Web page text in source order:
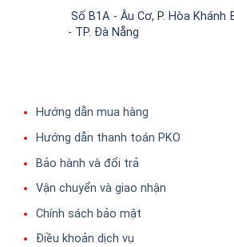
Số B1A - Âu Cơ, P. Hòa Khánh
- TP. Đà Nẵng
Hướng dẫn mua hàng
Hướng dẫn thanh toán PKO
Bảo hành và đổi trả
Vận chuyển và giao nhận
Chính sách bảo mật
Điều khoản dịch vụ